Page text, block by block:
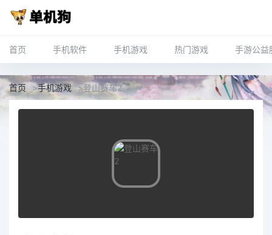
首页 手机软件 手机游戏 热门游戏 手游公益
首页 >手机游戏 >登山赛车2